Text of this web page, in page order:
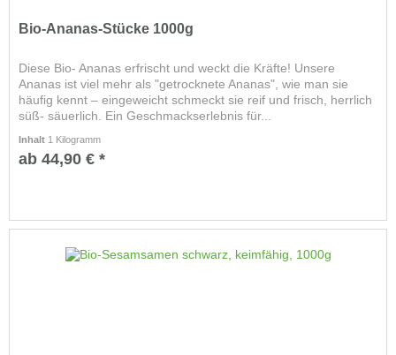
Bio-Ananas-Stücke 1000g
Diese Bio- Ananas erfrischt und weckt die Kräfte! Unsere
Ananas ist viel mehr als "getrocknete Ananas", wie man sie
häufig kennt – eingeweicht schmeckt sie reif und frisch, herrlich
süß- säuerlich. Ein Geschmackserlebnis für...
Inhalt 1 Kilogramm
ab 44,90 € *